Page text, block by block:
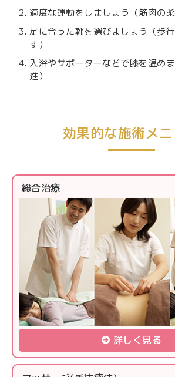
適度な運動をしましょう（筋肉の
足に合った靴を選びましょう（歩
す）
入浴やサポーターなどで膝を温め
進）
効果的な施術メ
総合治療
詳しく見る